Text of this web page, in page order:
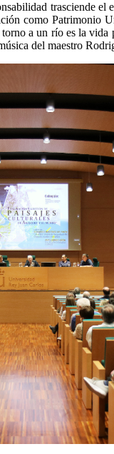
trasciende
como Patrimonio
a un río es la
del maestro